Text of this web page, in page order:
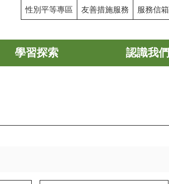
性別平等專區 友善措施服務 服務信箱
學習探索 認識我們